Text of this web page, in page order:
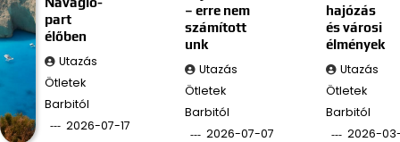
part
élőben
Utazás
Ötletek
Barbitól
2026-07-17
– erre nem
számított
unk
Utazás
Ötletek
Barbitól
2026-07-07
hajózás
és városi
élmények
Utazás
Ötletek
Barbitól
2026-